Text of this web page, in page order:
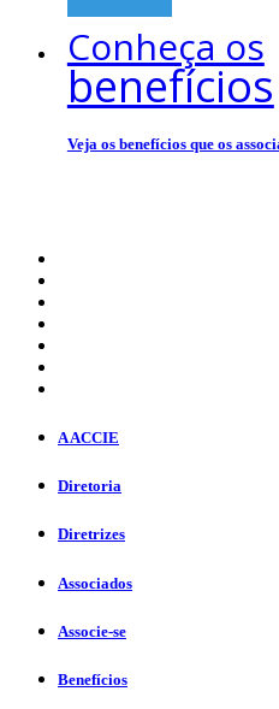
Conheça os
benefícios
Veja os benefícios que os
A ACCIE
Diretoria
Diretrizes
Associados
Associe-se
Benefícios